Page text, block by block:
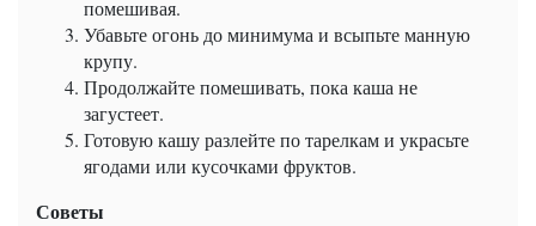
помешивая.
Убавьте огонь до минимума и всыпьте манную
крупу.
Продолжайте помешивать, пока каша не
загустеет.
Готовую кашу разлейте по тарелкам и украсьте
ягодами или кусочками фруктов.
Советы